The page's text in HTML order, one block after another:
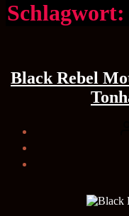
Schlagwort:
Black Rebel